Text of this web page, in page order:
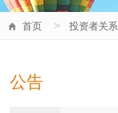
首页 > 投资者关系
公告